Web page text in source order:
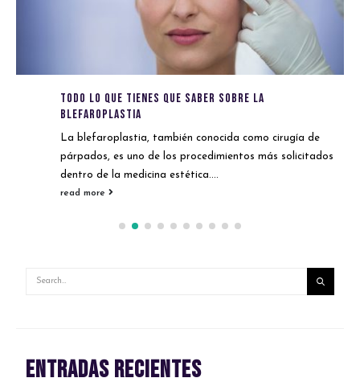
Todo lo que Tienes que Saber sobre la
Blefaroplastia
La blefaroplastia, también conocida como cirugía de
párpados, es uno de los procedimientos más solicitados
dentro de la medicina estética....
read more
Entradas recientes